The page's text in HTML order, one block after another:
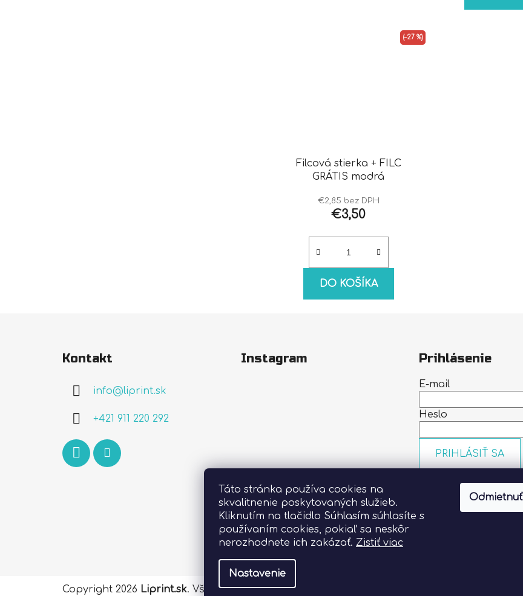
Táto stránka používa cookies na
skvalitnenie poskytovaných služieb.
Kliknutím na tlačidlo Súhlasím súhlasíte s
používaním cookies, pokiaľ sa neskôr
nerozhodnete ich zakázať. Zistiť viac
Nastavenie
Odmietnuť
Filcová stierka + FILC
GRÁTIS modrá
€2,85 bez DPH
€3,50
(–27 %)
DO KOŠÍKA
Kontakt
info@liprint.sk
+421 911 220 292
Instagram
Sledovať na Instagrame
Prihlásenie
E-mail
Heslo
PRIHLÁSIŤ SA
Copyright 2026 Liprint.sk. Všetky práva vyhradené.